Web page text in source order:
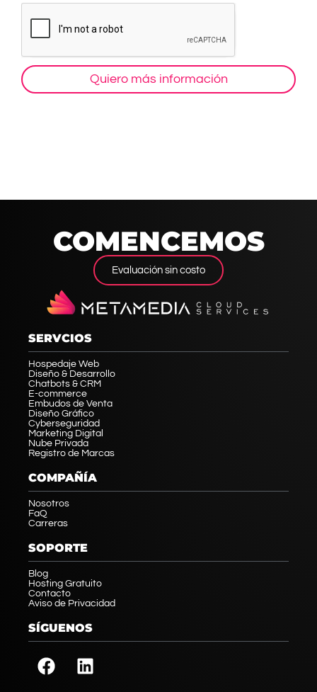
Quiero más información
COMENCEMOS
Evaluación sin costo
SERVCIOS
Hospedaje Web
Diseño & Desarrollo
Chatbots & CRM
E-commerce
Embudos de Venta
Diseño Gráfico
Cyberseguridad
Marketing Digital
Nube Privada
Registro de Marcas
COMPAÑÍA
Nosotros
FaQ
Carreras
SOPORTE
Blog
Hosting Gratuito
Contacto
Aviso de Privacidad
SÍGUENOS